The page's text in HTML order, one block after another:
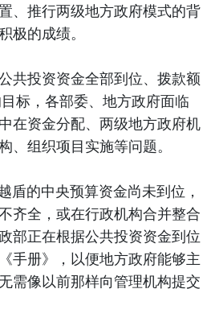
、推行两级地方政府模式的背
极的成绩。
共投资资金全部到位、拨款额
标，各部委、地方政府面临
在资金分配、两级地方政府机
、组织项目实施等问题。
盾的中央预算资金尚未到位，
齐全，或在行政机构合并整合
部正在根据公共投资资金到位
手册》，以便地方政府能够主
需像以前那样向管理机构提交